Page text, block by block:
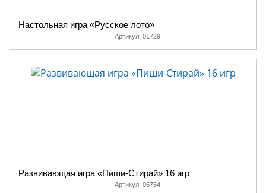
Настольная игра «Русское лото»
Артикул: 01729
Развивающая игра «Пиши-Стирай» 16 игр
Артикул: 05754